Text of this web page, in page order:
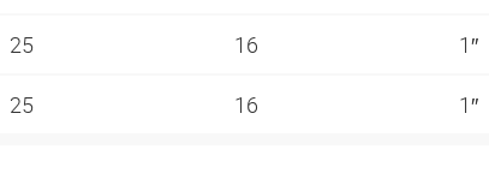
25 16 1″
25 16 1″